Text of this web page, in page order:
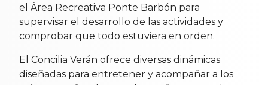
el Área Recreativa Ponte Barbón para
supervisar el desarrollo de las actividades y
comprobar que todo estuviera en orden.
El Concilia Verán ofrece diversas dinámicas
diseñadas para entretener y acompañar a los